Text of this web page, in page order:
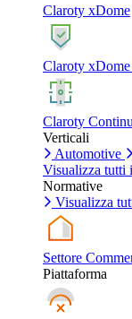
Claroty xDome
Claroty xDome
Claroty
Verticali
Automotive
Visualizza tutti
Normative
Visualizza
Settore
Piattaforma